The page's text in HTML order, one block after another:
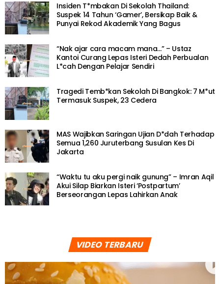
Insiden T*mbakan Di Sekolah Thailand:
Suspek 14 Tahun ‘Gamer’, Bersikap Baik &
Punyai Rekod Akademik Yang Bagus
“Nak ajar cara macam mana…” – Ustaz
Kantoi Curang Lepas Isteri Dedah Perbualan
L*cah Dengan Pelajar Sendiri
Tragedi Temb*kan Sekolah Di Bangkok: 7 M*ut
Termasuk Suspek, 23 Cedera
MAS Wajibkan Saringan Ujian D*dah Terhadap
Semua 1,260 Juruterbang Susulan Kes Di
Jakarta
“Waktu tu aku pergi naik gunung” – Imran Aqil
Akui Silap Biarkan Isteri ‘Postpartum’
Berseorangan Lepas Lahirkan Anak
VIDEO TERBARU